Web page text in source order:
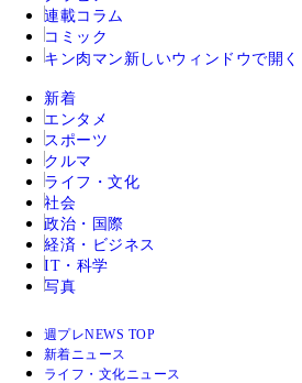
連載コラム
コミック
キン肉マン 新しいウィンドウで開く
新着
エンタメ
スポーツ
クルマ
ライフ・文化
社会
政治・国際
経済・ビジネス
IT・科学
写真
週プレNEWS TOP
新着ニュース
ライフ・文化ニュース